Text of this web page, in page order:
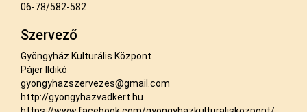
06-78/582-582
Szervező
Gyöngyház Kulturális Központ
Pájer Ildikó
gyongyhazszervezes@gmail.com
http://gyongyhazvadkert.hu